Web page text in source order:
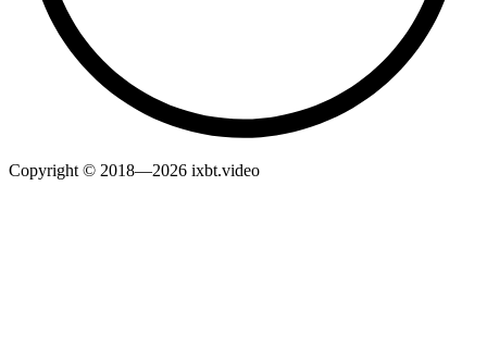
Copyright © 2018—2026 ixbt.video